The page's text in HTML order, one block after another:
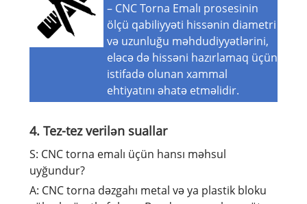
– CNC Torna Emalı prosesinin
ölçü qabiliyyəti hissənin diametri
və uzunluğu məhdudiyyətlərini,
eləcə də hissəni hazırlamaq üçün
istifadə olunan xammal
ehtiyatını əhatə etməlidir.
4. Tez-tez verilən suallar
S: CNC torna emalı üçün hansı məhsul
uyğundur?
A: CNC torna dəzgahı metal və ya plastik bloku